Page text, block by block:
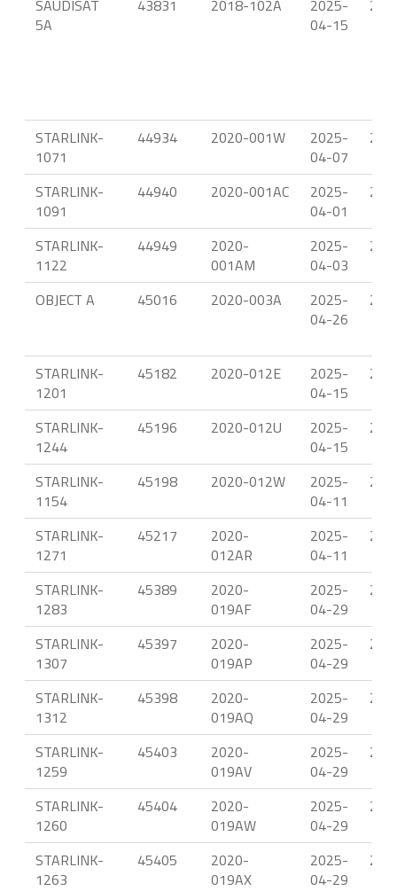
SAUDISAT
5A
43831 2018-102A
2025-
04-15
STARLINK-
1071
44934 2020-001W
2025-
04-07
STARLINK-
1091
44940 2020-001AC
2025-
04-01
STARLINK-
1122
44949
2020-
001AM
2025-
04-03
OBJECT A 45016 2020-003A
2025-
04-26
STARLINK-
1201
45182 2020-012E
2025-
04-15
STARLINK-
1244
45196 2020-012U
2025-
04-15
STARLINK-
1154
45198 2020-012W
2025-
04-11
STARLINK-
1271
45217
2020-
012AR
2025-
04-11
STARLINK-
1283
45389
2020-
019AF
2025-
04-29
STARLINK-
1307
45397
2020-
019AP
2025-
04-29
STARLINK-
1312
45398
2020-
019AQ
2025-
04-29
STARLINK-
1259
45403
2020-
019AV
2025-
04-29
STARLINK-
1260
45404
2020-
019AW
2025-
04-29
STARLINK-
1263
45405
2020-
019AX
2025-
04-29